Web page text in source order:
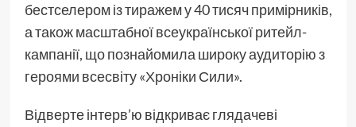
бестселером із тиражем у 40 тисяч примірників,
а також масштабної всеукраїнської ритейл-
кампанії, що познайомила широку аудиторію з
героями всесвіту «Хроніки Сили».
Відверте інтерв’ю відкриває глядачеві